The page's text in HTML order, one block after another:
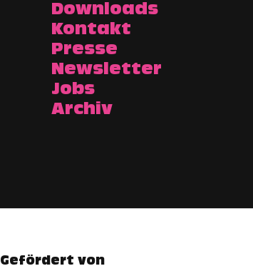
Downloads
Kontakt
Presse
Newsletter
Jobs
Archiv
Gefördert von